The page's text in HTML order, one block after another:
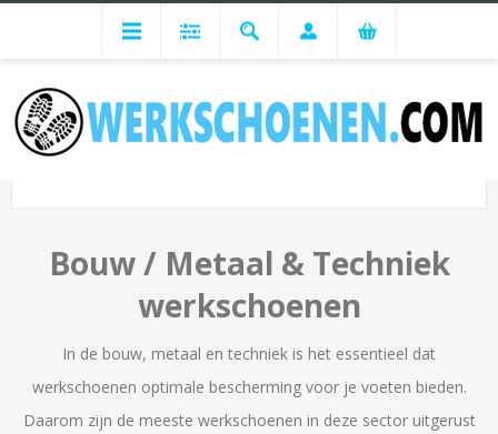
Advies per branche Bouw / Metaal & Techniek
Bouw / Metaal & Techniek
werkschoenen
In de bouw, metaal en techniek is het essentieel dat
werkschoenen optimale bescherming voor je voeten bieden.
Daarom zijn de meeste werkschoenen in deze sector uitgerust